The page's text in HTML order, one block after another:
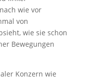
wie vor
von
wie sie schon
Bewegungen
Konzern wie